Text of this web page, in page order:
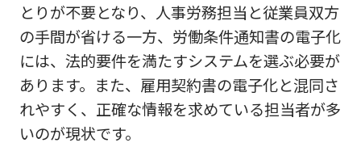
とりが不要となり、人事労務担当と従業員双方
の手間が省ける一方、労働条件通知書の電子化
には、法的要件を満たすシステムを選ぶ必要が
あります。また、雇用契約書の電子化と混同さ
れやすく、正確な情報を求めている担当者が多
いのが現状です。